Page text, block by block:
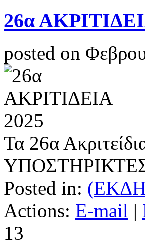
26α
posted on
Τα 26α
Posted in:
Actions: E-mail |
13